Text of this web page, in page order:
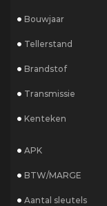
Bouwjaar
Tellerstand
Brandstof
Transmissie
Kenteken
APK
BTW/MARGE
Aantal sleutels